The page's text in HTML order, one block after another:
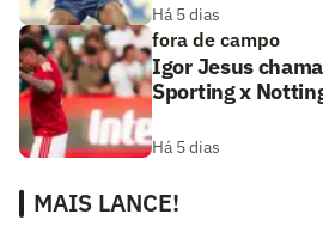
Há 5 dias
fora de campo
Igor Jesus
Sporting x
Há 5 dias
MAIS LANCE!